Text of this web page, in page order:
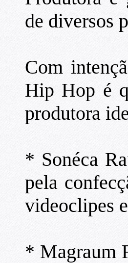
de diversos
Com
Hip Hop é
produtora
* Sonéca
pela
videoclipes
* Magraum